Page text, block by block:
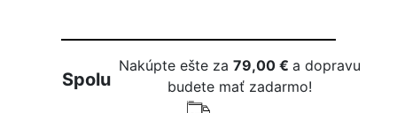
Spolu
Nakúpte ešte za79,00 €a dopravu
budete mať zadarmo!